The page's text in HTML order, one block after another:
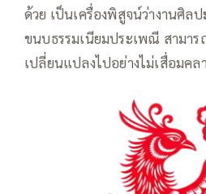
ด้วย เป็นเครื่องพิสูจน์ว่างานศิล
ขนบธรรมเนียมประเพณี สามา
เปลี่ยนแปลงไปอย่างไม่เสื่อมคล